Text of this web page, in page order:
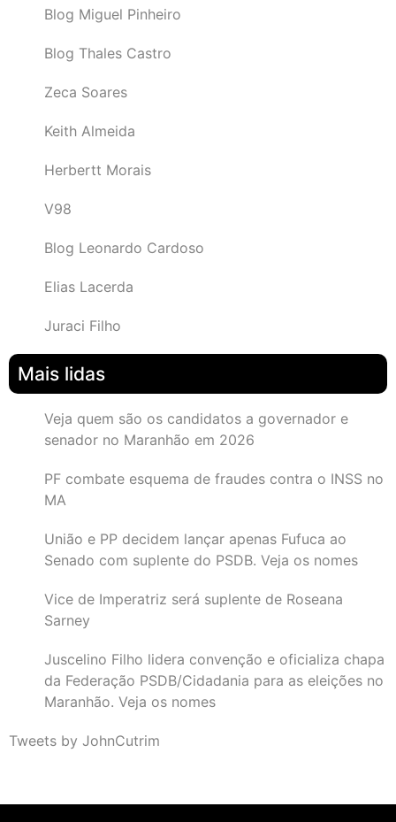
Blog Miguel Pinheiro
Blog Thales Castro
Zeca Soares
Keith Almeida
Herbertt Morais
V98
Blog Leonardo Cardoso
Elias Lacerda
Juraci Filho
Mais lidas
Veja quem são os candidatos a governador e
senador no Maranhão em 2026
PF combate esquema de fraudes contra o INSS no
MA
União e PP decidem lançar apenas Fufuca ao
Senado com suplente do PSDB. Veja os nomes
Vice de Imperatriz será suplente de Roseana
Sarney
Juscelino Filho lidera convenção e oficializa chapa
da Federação PSDB/Cidadania para as eleições no
Maranhão. Veja os nomes
Tweets by JohnCutrim